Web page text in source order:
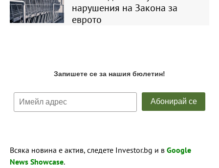
нарушения на Закона за
еврото
Всяка новина е актив, следете Investor.bg и в Google
News Showcase.